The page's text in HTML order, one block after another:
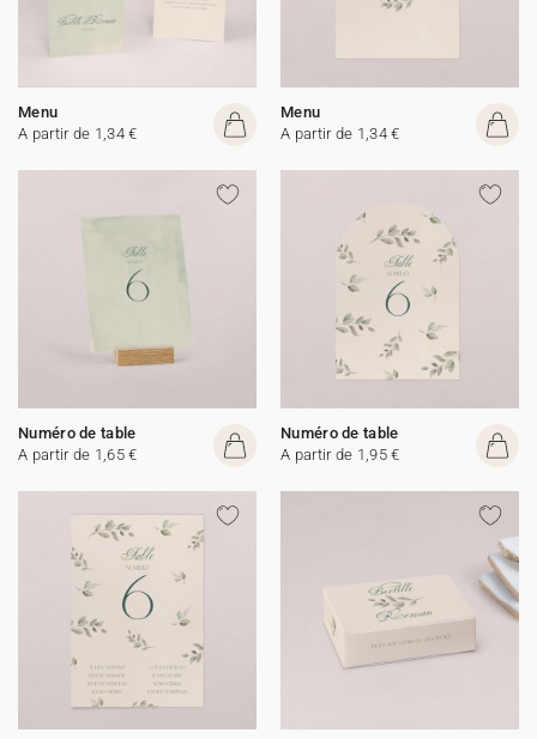
Menu
A partir de 1,34 €
Menu
A partir de 1,34 €
Numéro de table
A partir de 1,65 €
Numéro de table
A partir de 1,95 €